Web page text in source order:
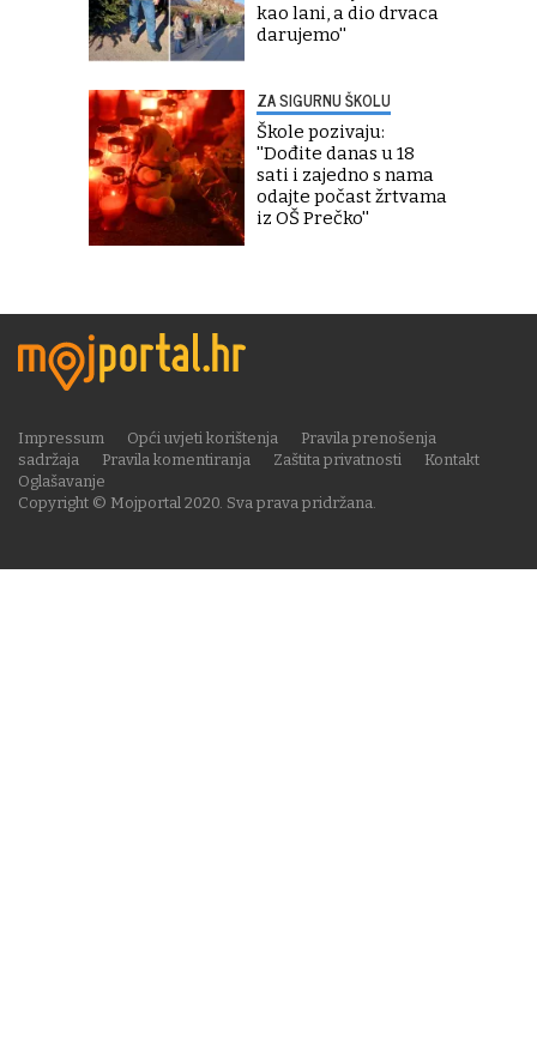
kao lani, a dio drvaca
darujemo''
ZA SIGURNU ŠKOLU
Škole pozivaju:
''Dođite danas u 18
sati i zajedno s nama
odajte počast žrtvama
iz OŠ Prečko''
Copyright © Mojportal 2020. Sva prava pridržana.
Impressum Opći uvjeti korištenja
Pravila prenošenja
sadržaja
Pravila komentiranja Zaštita privatnosti
Kontakt
Oglašavanje